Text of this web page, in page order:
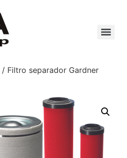
/ Filtro separador Gardner